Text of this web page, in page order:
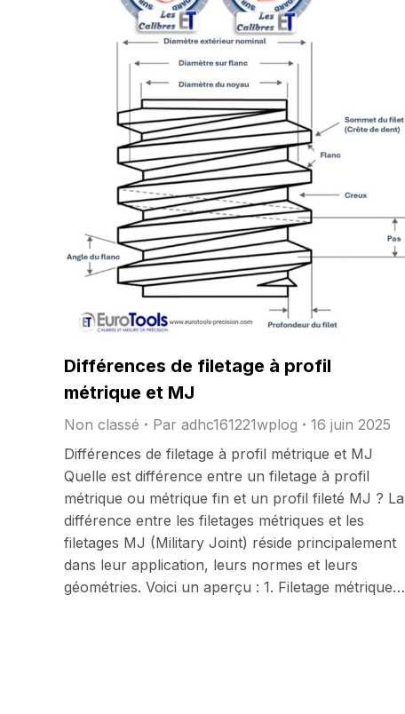
Différences de filetage à profil
métrique et MJ
Non classé Par adhc161221wplog
16 juin 2025
Différences de filetage à profil métrique et MJ
Quelle est différence entre un filetage à profil
métrique ou métrique fin et un profil fileté MJ ? La
différence entre les filetages métriques et les
filetages MJ (Military Joint) réside principalement
dans leur application, leurs normes et leurs
géométries. Voici un aperçu : 1. Filetage métrique…